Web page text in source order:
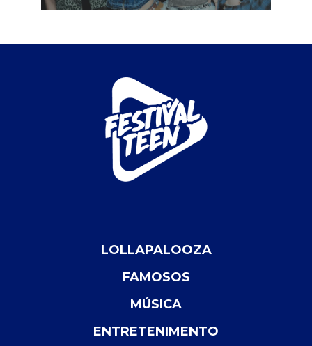
LOLLAPALOOZA
FAMOSOS
MÚSICA
ENTRETENIMENTO